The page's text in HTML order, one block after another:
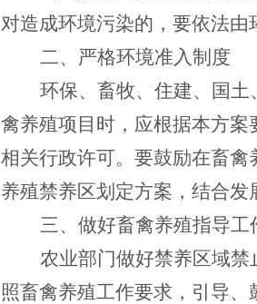
对造成环境污染的，要依法
二、严格环境准入制度
环保、畜牧、住建、国
禽养殖项目时，应根据本方
相关行政许可。要鼓励在畜
养殖禁养区划定方案，结合
三、做好畜禽养殖指导工
农业部门做好禁养区域
照畜禽养殖工作要求，引导